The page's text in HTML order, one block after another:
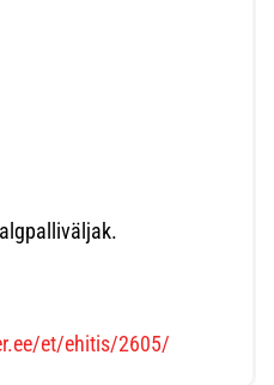
et/ehitis/2605/